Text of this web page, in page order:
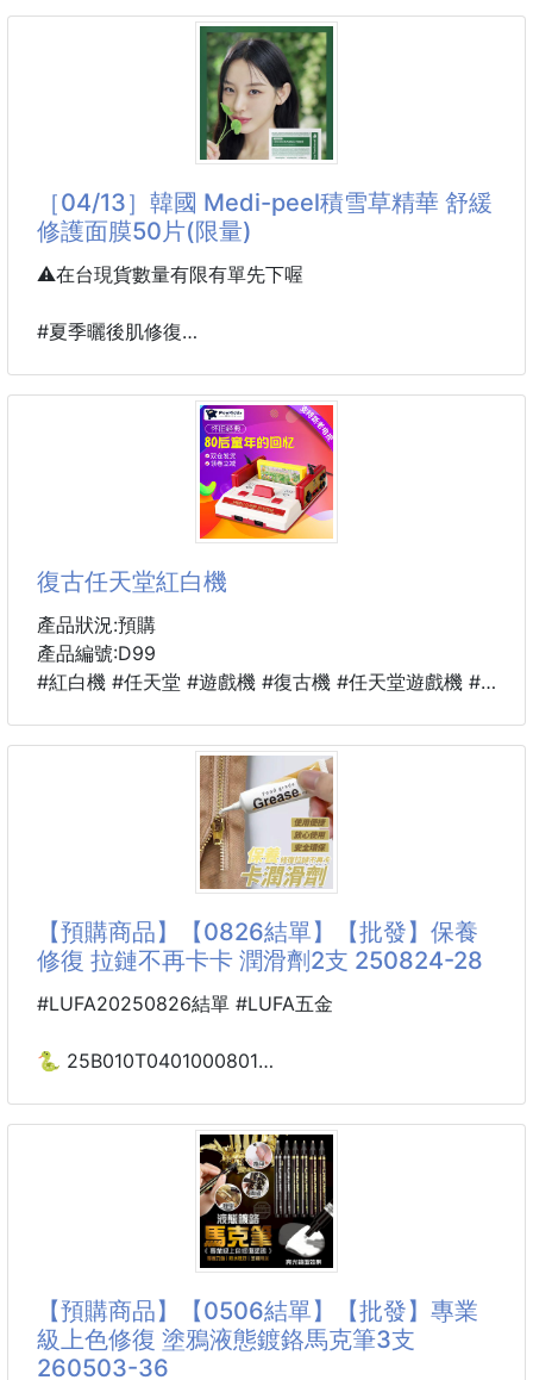
修護尖嘴鉗 260801-27
每次看到手指邊緣的倒刺、死皮，總忍不住用手去撕？
結果不但越撕越痛，還容易造成傷口，影響雙手美觀
👣告別倒刺、死皮困擾，在家也能輕鬆做好手足保養
✨
就是日常手足保養不可或缺的小幫手！
專為修剪倒刺、死皮、嵌甲細節設計，搭配斜口尖嘴刀
讓修剪更加精準、乾淨，輕鬆打造整潔又
［04/13］韓國 Medi-peel積雪草精華 舒緩
修護面膜50片(限量)
⚠️在台現貨數量有限有單先下喔
#夏季曬後肌修復
韓國最當紅的超強面膜💪
網評六顆星推薦🌟🌟🌟🌟🌟🌟
全首爾醫美診所醫院最多客人瘋搶的好貨！🤩
打造肌膚屏障，煥回美肌😍
🌟每片添加積雪草萃取精華、玻尿酸及多胜肽，滿滿
30ml安瓶精華液
🌟足量的精華液為肌膚舒緩壓力，溫和不刺激，修復
肌膚
長時間戴口罩，皮膚狀況不穩定，就靠這片👉積雪草
精華 舒緩修護面膜👈
→積雪草提取物－舒緩敏感肌膚
→積雪草苷－油水平衡、呵護肌膚屏障
復古任天堂紅白機
產品狀況:預購
產品編號:D99
#紅白機 #任天堂 #遊戲機 #復古機 #任天堂遊戲機 #
【預購商品】【0826結單】【批發】保養
修復 拉鏈不再卡卡 潤滑劑2支 250824-28
#LUFA20250826結單 #LUFA五金
🐍 25B010T0401000801
以前拉鏈卡住，硬拉容易壞… 現在用它，擠一點在拉鏈
上，輕輕拉幾次，卡頓的拉鏈瞬間順滑，像新的一樣！
不管是牛仔褲、行李箱、背包拉鏈，通通能修，拯救無
一支 10g ，小小一支隨身攜帶超方便。
出差、旅行、日常出門，包包裏備一支，拉鏈卡住隨時
【預購商品】【0506結單】【批發】專業
級上色修復 塗鴉液態鍍鉻馬克筆3支
260503-36